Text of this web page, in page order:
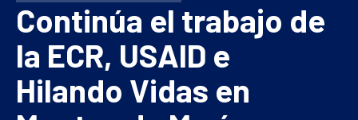
Continúa el trabajo de
la ECR, USAID e
Hilando Vidas en